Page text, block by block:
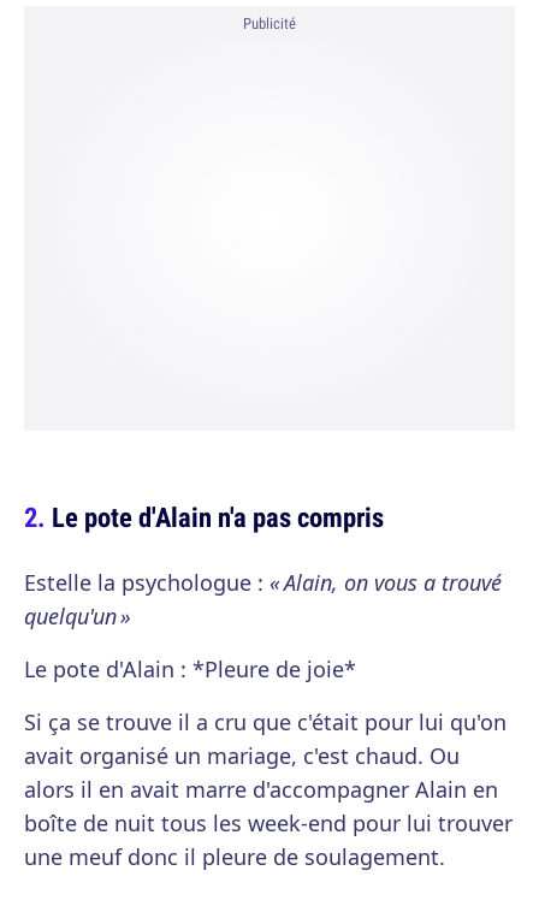
Publicité
Le pote d'Alain n'a pas compris
Estelle la psychologue : « Alain, on vous a trouvé
quelqu'un »
Le pote d'Alain : *Pleure de joie*
Si ça se trouve il a cru que c'était pour lui qu'on
avait organisé un mariage, c'est chaud. Ou
alors il en avait marre d'accompagner Alain en
boîte de nuit tous les week-end pour lui trouver
une meuf donc il pleure de soulagement.